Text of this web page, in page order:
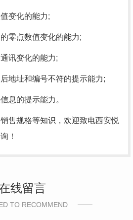
变化的能力;
零点数值变化的能力;
讯变化的能力;
地址和编号不符的提示能力;
息的提示能力。
售规格等知识，欢迎致电西安悦
！
线留言
TO RECOMMEND